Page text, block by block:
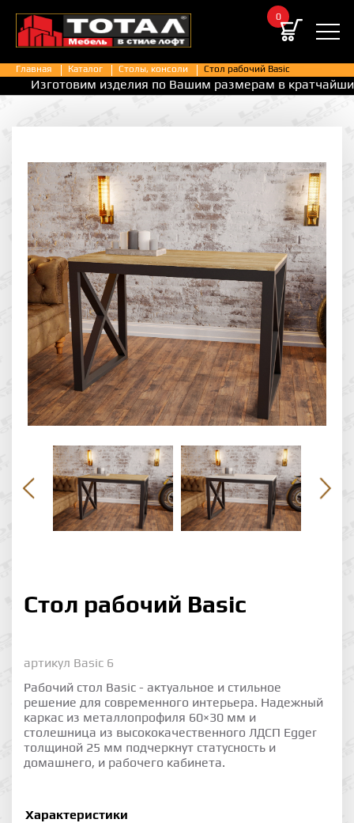
0
Главная Каталог Столы, консоли Стол рабочий Basic
изделия по Вашим размерам в кратчайшие сроки
Стол рабочий Basic
артикул Basic 6
Рабочий стол Basic - актуальное и стильное
решение для современного интерьера. Надежный
каркас из металлопрофиля 60×30 мм и
столешница из высококачественного ЛДСП Egger
толщиной 25 мм подчеркнут статусность и
домашнего, и рабочего кабинета.
Характеристики